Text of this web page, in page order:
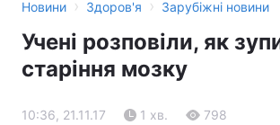
Новини › Здоров'я › Зарубіжні новини
Учені розповіли, як
старіння мозку
10:36, 21.11.17 1 хв. 798